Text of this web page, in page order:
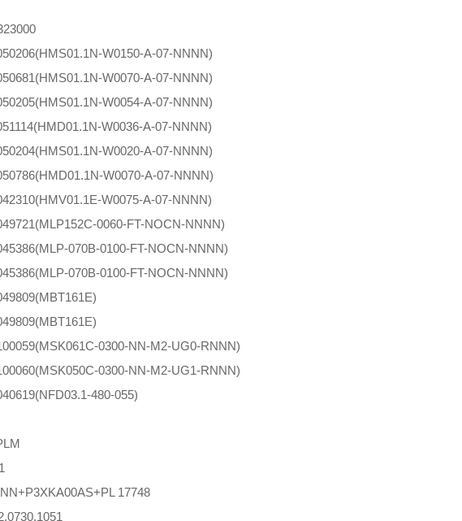
W0150-A-07-NNNN)
W0070-A-07-NNNN)
W0054-A-07-NNNN)
W0036-A-07-NNNN)
W0020-A-07-NNNN)
W0070-A-07-NNNN)
W0075-A-07-NNNN)
0060-FT-NOCN-NNNN)
070B-0100-FT-NOCN-NNNN)
070B-0100-FT-NOCN-NNNN)
0300-NN-M2-UG0-RNNN)
0300-NN-M2-UG1-RNNN)
480-055)
17748